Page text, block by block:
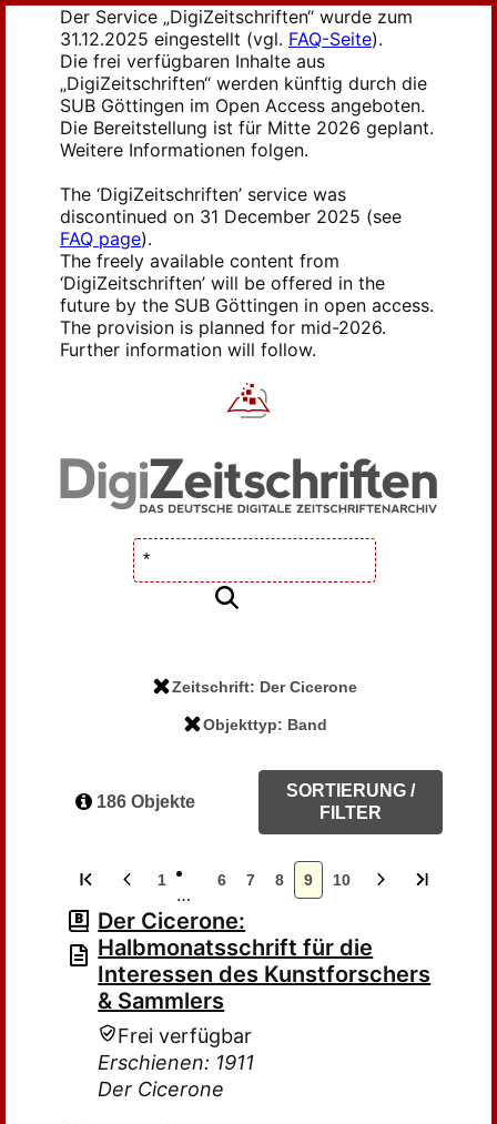
Der Service „DigiZeitschriften“ wurde zum
31.12.2025 eingestellt (vgl. FAQ-Seite).
Die frei verfügbaren Inhalte aus
„DigiZeitschriften“ werden künftig durch die
SUB Göttingen im Open Access angeboten.
Die Bereitstellung ist für Mitte 2026 geplant.
Weitere Informationen folgen.
The ‘DigiZeitschriften’ service was
discontinued on 31 December 2025 (see
FAQ page).
The freely available content from
‘DigiZeitschriften’ will be offered in the
future by the SUB Göttingen in open access.
The provision is planned for mid-2026.
Further information will follow.
Zeitschrift: Der Cicerone
Objekttyp: Band
186 Objekte
SORTIERUNG /
FILTER
1
…
6 7 8 9 10
Der Cicerone:
Halbmonatsschrift für die
Interessen des Kunstforschers
& Sammlers
Frei verfügbar
Erschienen: 1911
Der Cicerone